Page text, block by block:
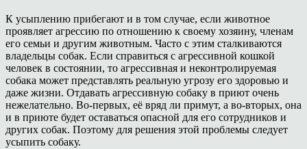
К усыплению прибегают и в том случае, если животное
проявляет агрессию по отношению к своему хозяину, членам
его семьи и другим животным. Часто с этим сталкиваются
владельцы собак. Если справиться с агрессивной кошкой
человек в состоянии, то агрессивная и неконтролируемая
собака может представлять реальную угрозу его здоровью и
даже жизни. Отдавать агрессивную собаку в приют очень
нежелательно. Во-первых, её вряд ли примут, а во-вторых, она
и в приюте будет оставаться опасной для его сотрудников и
других собак. Поэтому для решения этой проблемы следует
усыпить собаку.